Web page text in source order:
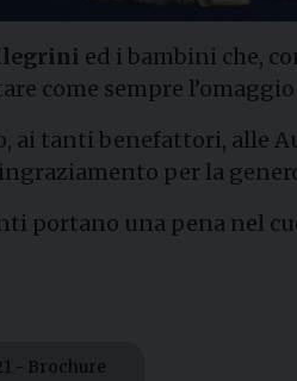
ed i bambini che,
come sempre
ai tanti benefattori, alle
per la
portano una pena nel
- Brochure